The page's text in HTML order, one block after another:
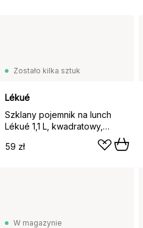
Zostało kilka sztuk
Lékué
Szklany pojemnik na lunch
Lékué 1,1 L, kwadratowy,
59 zł
W magazynie